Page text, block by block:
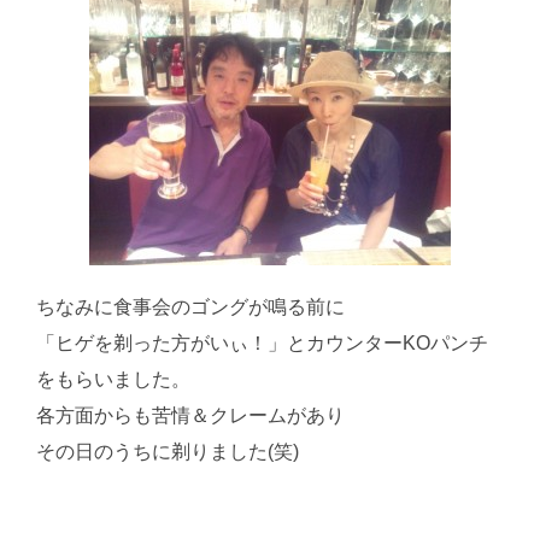
ちなみに食事会のゴングが鳴る前に
「ヒゲを剃った方がいぃ！」とカウンターKOパンチ
をもらいました。
各方面からも苦情＆クレームがあり
その日のうちに剃りました(笑)